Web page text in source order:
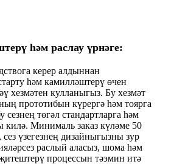
һәм раслау үрнәге:
керер алдыннан
һәм камилләштерү өчен
хезмәтен кулланыгыз. Бу хезмәт
прототибын күрергә һәм тоярга
төгәл стандартларга һәм
килә. Минималь заказ күләме 50
сез үзегезнең дизайныгызны зур
раслый аласыз, шома һәм
процессын тәэмин итә